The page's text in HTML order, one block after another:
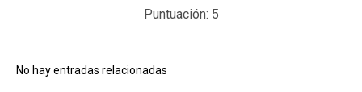
Puntuación: 5
No hay entradas relacionadas